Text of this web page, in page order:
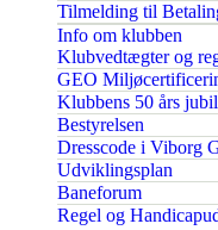
Tilmelding til
Info om klubben
Klubvedtægter og
GEO
Klubbens 50 års
Bestyrelsen
Dresscode i Viborg
Udviklingsplan
Baneforum
Regel og